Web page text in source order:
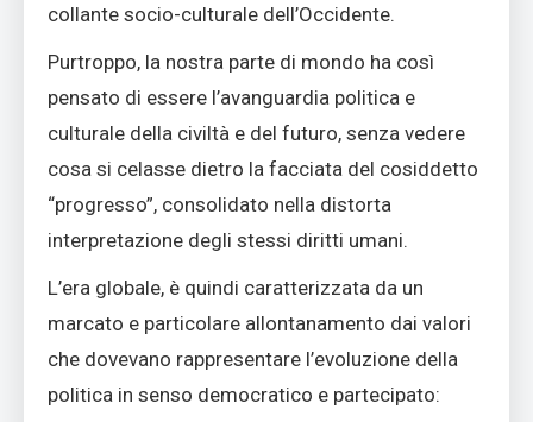
collante socio-culturale dell’Occidente.
Purtroppo, la nostra parte di mondo ha così
pensato di essere l’avanguardia politica e
culturale della civiltà e del futuro, senza vedere
cosa si celasse dietro la facciata del cosiddetto
“progresso”, consolidato nella distorta
interpretazione degli stessi diritti umani.
L’era globale, è quindi caratterizzata da un
marcato e particolare allontanamento dai valori
che dovevano rappresentare l’evoluzione della
politica in senso democratico e partecipato: